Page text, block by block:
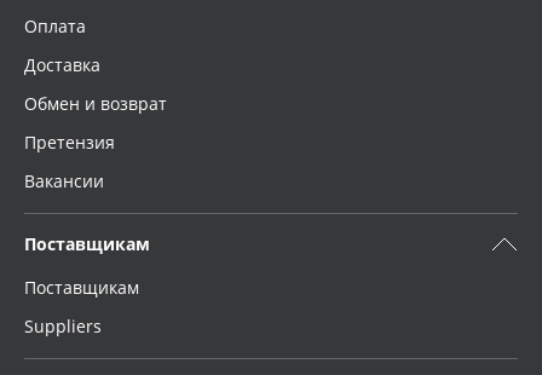
Оплата
Доставка
Обмен и возврат
Претензия
Вакансии
Поставщикам
Поставщикам
Suppliers